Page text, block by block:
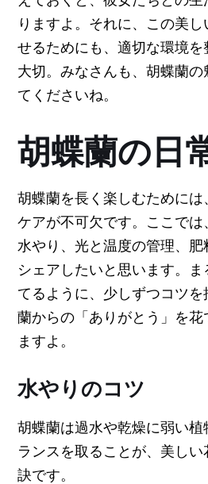
りますよ。それに、この美
せるためにも、適切な環境
大切。みなさんも、胡蝶蘭
てくださいね。
胡蝶蘭の日
胡蝶蘭を長く楽しむために
ケアが不可欠です。ここで
水やり、光と温度の管理、
シェアしたいと思います。
てるように、少しずつコツ
蘭からの「ありがとう」を花
ますよ。
水やりのコツ
胡蝶蘭は過水や乾燥に弱い
ランスを取ることが、美し
訣です。